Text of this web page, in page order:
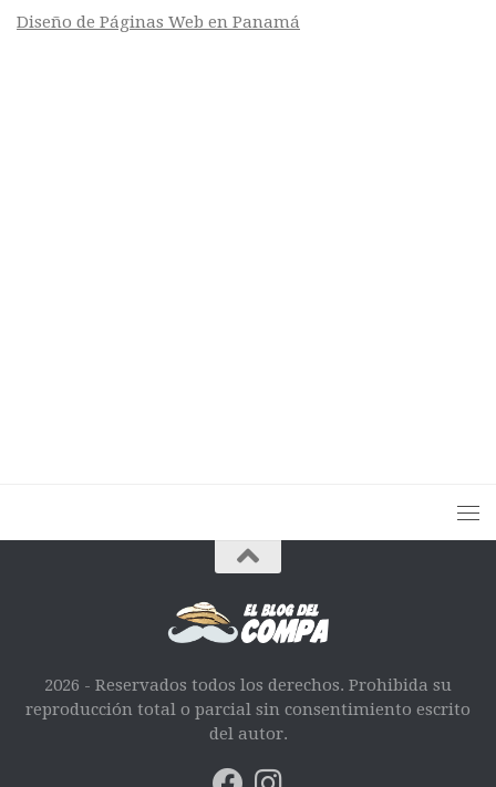
Diseño de Páginas Web en Panamá
2026 - Reservados todos los derechos. Prohibida su
reproducción total o parcial sin consentimiento escrito
del autor.